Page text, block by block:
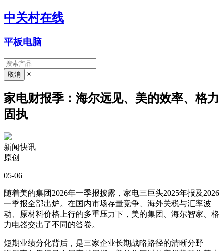
中关村在线
平板电脑
×
家电财报季：海尔远见、美的效率、格力
固执
新闻快讯
原创
05-06
随着美的集团2026年一季报披露，家电三巨头2025年报及2026
一季报全部出炉。在国内市场存量竞争、海外关税与汇率波
动、原材料价格上行的多重压力下，美的集团、海尔智家、格
力电器交出了不同的答卷。
短期业绩分化背后，是三家企业长期战略路径的清晰分野——